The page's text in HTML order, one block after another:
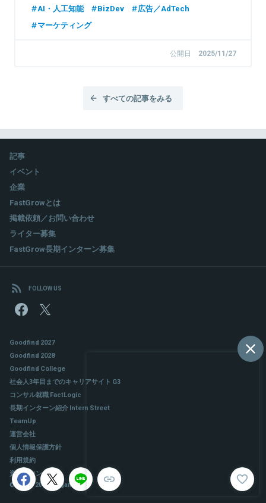
AI・人工知能 BizDev
広告／AdTech
マーケティング
公開日 2025/11/27
すべての記事をみる
記事
イベント
企業
FastGrowとは
掲載依頼／お問い合わせ
ライター募集
FastGrow長期インターン募集
FOLLOW US
Goodfind 2027
Goodfind 2028
Goodfind College
社会人3年目までのキャリアサイト G3
コンサル就職 FactLogic
長期インターン紹介 Intern Street
TeamUp
運営会社
個人情報保護方針
利用規約
資料ダウンロード
© 2017 - 2026 Slogan Inc.